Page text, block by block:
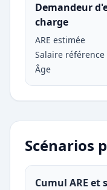
Demandeur
charge
ARE estimée
Salaire référence
Âge
Scénarios
Cumul ARE et